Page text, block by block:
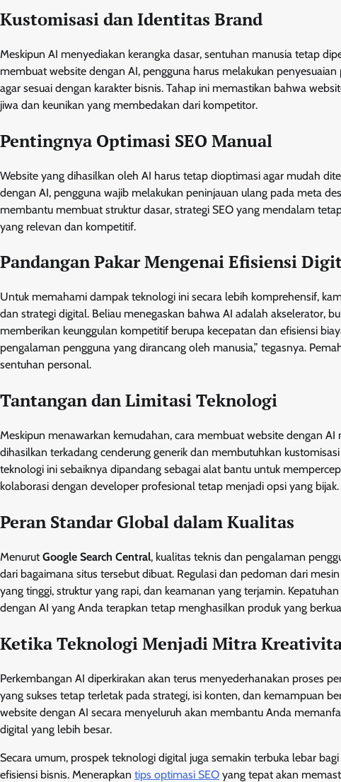
Kustomisasi dan Identitas Brand
Meskipun AI menyediakan kerangka dasar, sentuhan manusia tetap
membuat website dengan AI, pengguna harus melakukan
agar sesuai dengan karakter bisnis. Tahap ini memastikan bahwa
jiwa dan keunikan yang membedakan dari kompetitor.
Pentingnya Optimasi SEO Manual
Website yang dihasilkan oleh AI harus tetap dioptimasi agar mudah
dengan AI, pengguna wajib melakukan peninjauan ulang pada meta
membantu membuat struktur dasar, strategi SEO yang mendalam
yang relevan dan kompetitif.
Pandangan Pakar Mengenai Efisiensi
Untuk memahami dampak teknologi ini secara lebih komprehensif,
dan strategi digital. Beliau menegaskan bahwa AI adalah akselerator,
memberikan keunggulan kompetitif berupa kecepatan dan efisiensi
pengalaman pengguna yang dirancang oleh manusia,” tegasnya.
sentuhan personal.
Tantangan dan Limitasi Teknologi
Meskipun menawarkan kemudahan, cara membuat website dengan
dihasilkan terkadang cenderung generik dan membutuhkan
teknologi ini sebaiknya dipandang sebagai alat bantu untuk
kolaborasi dengan developer profesional tetap menjadi opsi yang bijak.
Peran Standar Global dalam Kualitas
MenurutGoogle Search Central, kualitas teknis dan pengalaman
dari bagaimana situs tersebut dibuat. Regulasi dan pedoman dari
yang tinggi, struktur yang rapi, dan keamanan yang terjamin.
dengan AI yang Anda terapkan tetap menghasilkan produk yang
Ketika Teknologi Menjadi Mitra
Perkembangan AI diperkirakan akan terus menyederhanakan proses
yang sukses tetap terletak pada strategi, isi konten, dan kemampuan
website dengan AI secara menyeluruh akan membantu Anda
digital yang lebih besar.
Secara umum, prospek teknologi digital juga semakin terbuka lebar
efisiensi bisnis. Menerapkan tips optimasi SEO yang tepat akan